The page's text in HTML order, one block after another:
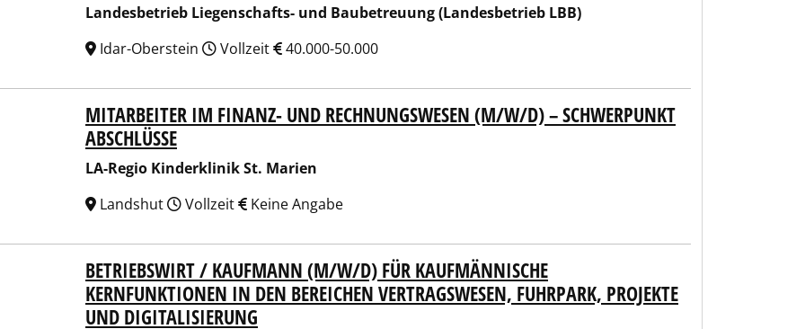
Landesbetrieb Liegenschafts- und Baubetreuung (Landesbetrieb LBB)
Idar-Oberstein
Vollzeit 40.000-50.000
Kinderklinik St. Marien
MITARBEITER IM FINANZ- UND RECHNUNGSWESEN (M/W/D) – SCHWERPUNKT
ABSCHLÜSSE
LA-Regio Kinderklinik St. Marien
Landshut
Vollzeit Keine Angabe
& Scherer Kommunikationstechnik GmbH & Co KG
BETRIEBSWIRT / KAUFMANN (M/W/D) FÜR KAUFMÄNNISCHE
KERNFUNKTIONEN IN DEN BEREICHEN VERTRAGSWESEN, FUHRPARK, PROJEKTE
UND DIGITALISIERUNG